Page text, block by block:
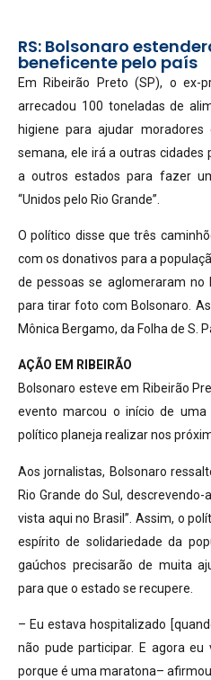
RS: Bolsonaro
beneficente pelo país
Em Ribeirão Preto (SP), o ex-
arrecadou 100 toneladas de
higiene para ajudar moradores
semana, ele irá a outras cidades
a outros estados para fazer
“Unidos pelo Rio Grande”.
O político disse que três
com os donativos para a
de pessoas se aglomeraram no
para tirar foto com Bolsonaro.
Mônica Bergamo, da Folha de S.
AÇÃO EM RIBEIRÃO
Bolsonaro esteve em Ribeirão
evento marcou o início de
político planeja realizar nos
Aos jornalistas, Bolsonaro
Rio Grande do Sul,
vista aqui no Brasil”. Assim, o
espírito de solidariedade da
gaúchos precisarão de muita
para que o estado se recupere.
– Eu estava hospitalizado
não pude participar. E agora
porque é uma maratona– afirmou